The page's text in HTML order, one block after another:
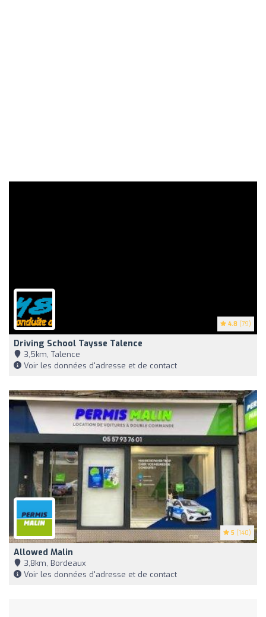
4.8 (79)
Driving School Taysse Talence
3,5km, Talence
Voir les données d'adresse et de contact
5 (140)
Allowed Malin
3,8km, Bordeaux
Voir les données d'adresse et de contact